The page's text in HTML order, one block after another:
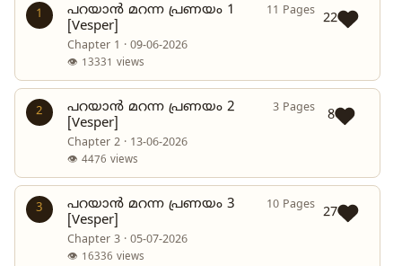
1
പറയാൻ മറന്ന പ്രണയം 1
[Vesper]
11 Pages
Chapter 1 · 09-06-2026
👁 13331 views
22
2
പറയാൻ മറന്ന പ്രണയം 2
[Vesper]
3 Pages
Chapter 2 · 13-06-2026
👁 4476 views
8
3
പറയാൻ മറന്ന പ്രണയം 3
[Vesper]
10 Pages
Chapter 3 · 05-07-2026
👁 16336 views
27